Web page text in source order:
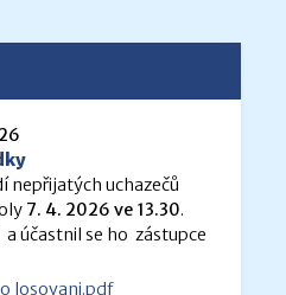
nepřijatých uchazečů
7. 4. 2026 ve 13.30.
účastnil se ho zástupce
losovani.pdf